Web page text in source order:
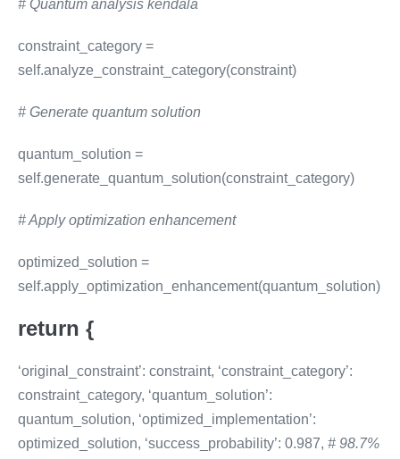
# Quantum analysis kendala
constraint_category =
self.analyze_constraint_category(constraint)
# Generate quantum solution
quantum_solution =
self.generate_quantum_solution(constraint_category)
# Apply optimization enhancement
optimized_solution =
self.apply_optimization_enhancement(quantum_solution)
return {
‘original_constraint’: constraint, ‘constraint_category’:
constraint_category, ‘quantum_solution’:
quantum_solution, ‘optimized_implementation’:
optimized_solution, ‘success_probability’: 0.987, # 98.7%